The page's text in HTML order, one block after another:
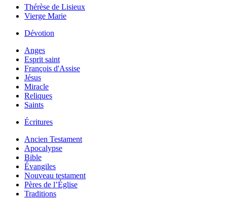
Thérèse de Lisieux
Vierge Marie
Dévotion
Anges
Esprit saint
François d'Assise
Jésus
Miracle
Reliques
Saints
Écritures
Ancien Testament
Apocalypse
Bible
Évangiles
Nouveau testament
Pères de l’Église
Traditions